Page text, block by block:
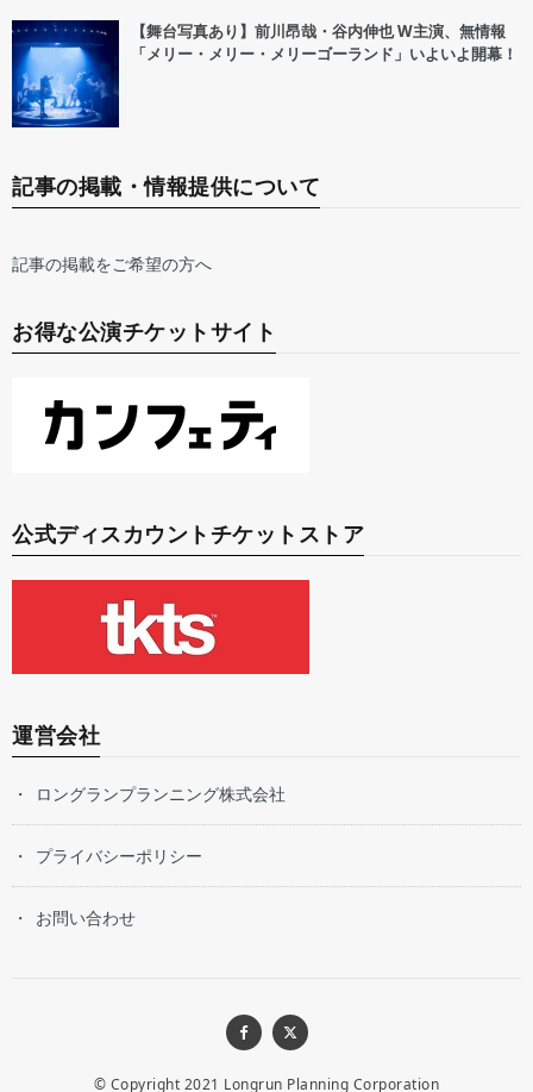
【舞台写真あり】前川昂哉・谷内伸也 W主演、無情報
「メリー・メリー・メリーゴーランド」いよいよ開幕！
記事の掲載・情報提供について
記事の掲載をご希望の方へ
お得な公演チケットサイト
公式ディスカウントチケットストア
運営会社
ロングランプランニング株式会社
プライバシーポリシー
お問い合わせ
© Copyright 2021 Longrun Planning Corporation